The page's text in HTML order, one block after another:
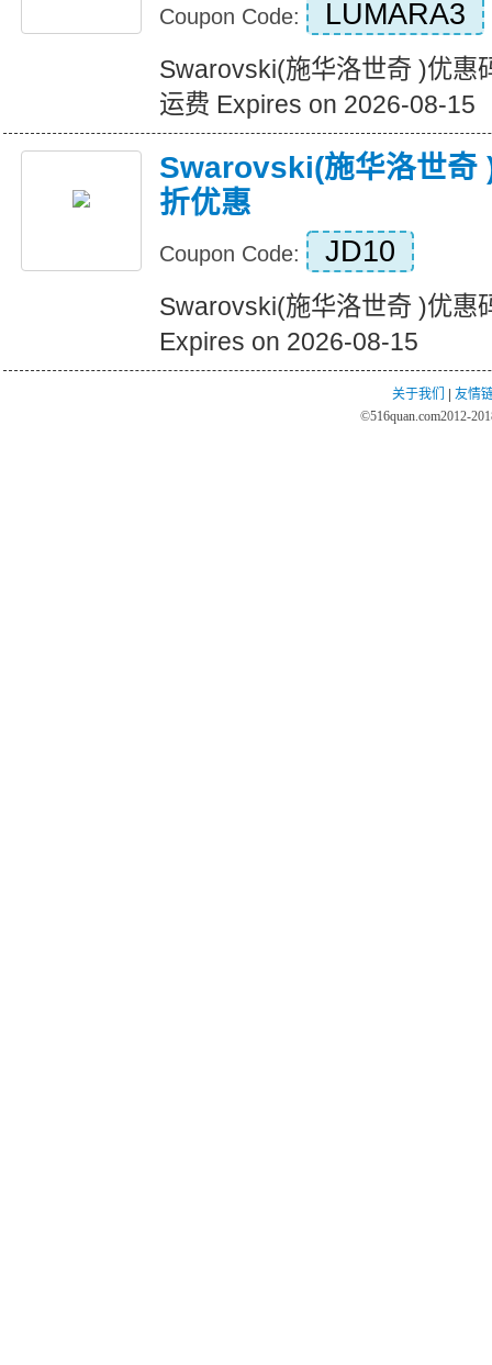
Coupon Code: LUMARA3
Swarovski(施华洛世奇 )优惠
运费 Expires on 2026-08-15
Swarovski(施华洛世奇
折优惠
Coupon Code: JD10
Swarovski(施华洛世奇 )优惠
Expires on 2026-08-15
关于我们
友情
©516quan.com2012-